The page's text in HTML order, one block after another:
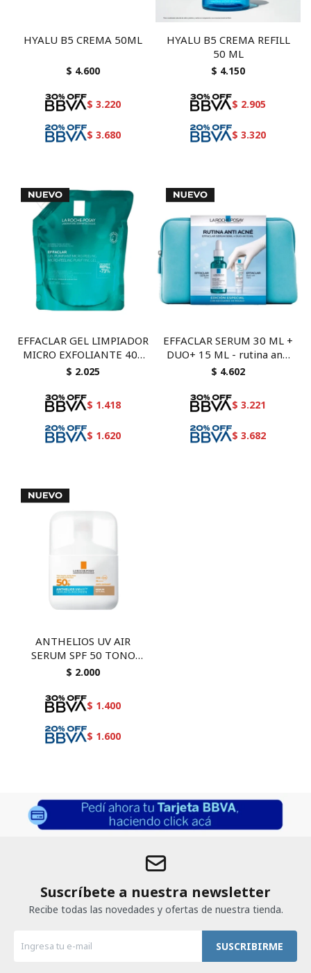
HYALU B5 CREMA 50ML
$ 4.600
$ 3.220
$ 3.680
HYALU B5 CREMA REFILL
50 ML
$ 4.150
$ 2.905
$ 3.320
EFFACLAR GEL LIMPIADOR
MICRO EXFOLIANTE 400
ML
$ 2.025
$ 1.418
$ 1.620
EFFACLAR SERUM 30 ML +
DUO+ 15 ML - rutina anti
acné con necessaire de
$ 4.602
$ 3.221
$ 3.682
ANTHELIOS UV AIR
SERUM SPF 50 TONO
MEDIO 50 ML
$ 2.000
$ 1.400
$ 1.600
Suscríbete a nuestra newsletter
Recibe todas las novedades y ofertas de nuestra tienda.
SUSCRIBIRME